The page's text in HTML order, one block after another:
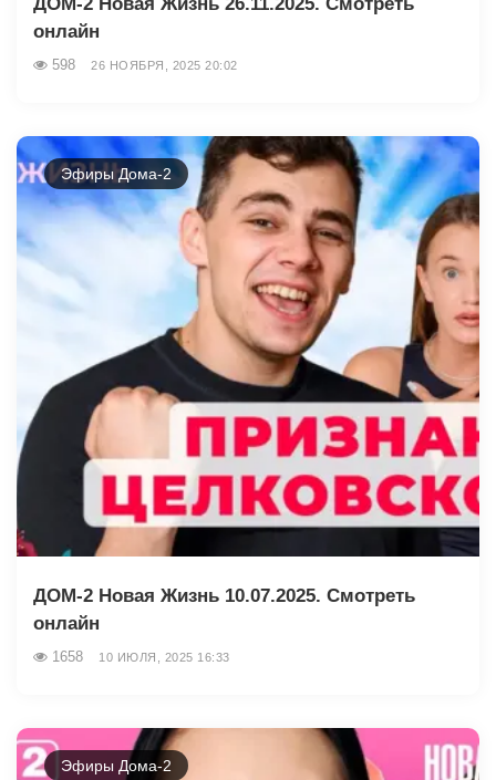
онлайн
598 26 НОЯБРЯ, 2025 20:02
Эфиры Дома-2
ДОМ-2 Новая Жизнь 10.07.2025. Смотреть
онлайн
1658 10 ИЮЛЯ, 2025 16:33
Эфиры Дома-2